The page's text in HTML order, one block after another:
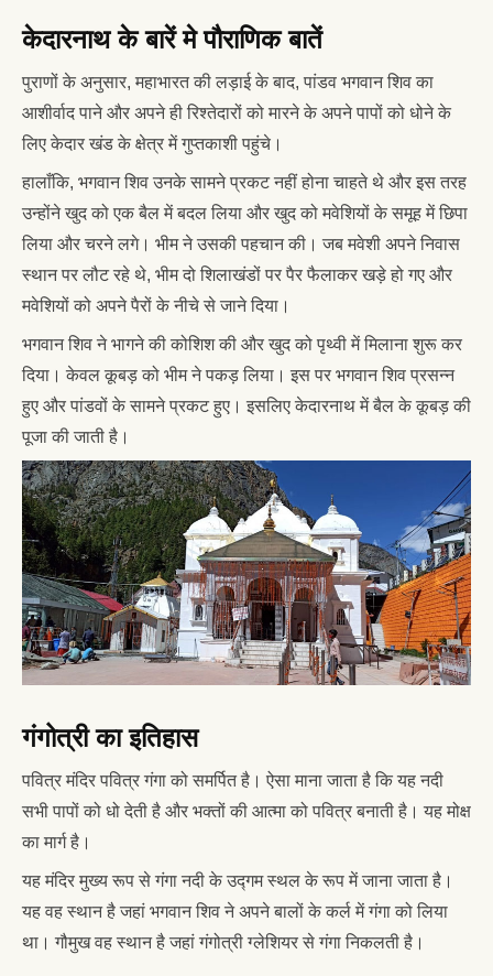
केदारनाथ के बारें मे पौराणिक बातें
पुराणों के अनुसार, महाभारत की लड़ाई के बाद, पांडव भगवान शिव का
आशीर्वाद पाने और अपने ही रिश्तेदारों को मारने के अपने पापों को धोने के
लिए केदार खंड के क्षेत्र में गुप्तकाशी पहुंचे।
हालाँकि, भगवान शिव उनके सामने प्रकट नहीं होना चाहते थे और इस तरह
उन्होंने खुद को एक बैल में बदल लिया और खुद को मवेशियों के समूह में छिपा
लिया और चरने लगे। भीम ने उसकी पहचान की। जब मवेशी अपने निवास
स्थान पर लौट रहे थे, भीम दो शिलाखंडों पर पैर फैलाकर खड़े हो गए और
मवेशियों को अपने पैरों के नीचे से जाने दिया।
भगवान शिव ने भागने की कोशिश की और खुद को पृथ्वी में मिलाना शुरू कर
दिया। केवल कूबड़ को भीम ने पकड़ लिया। इस पर भगवान शिव प्रसन्न
हुए और पांडवों के सामने प्रकट हुए। इसलिए केदारनाथ में बैल के कूबड़ की
पूजा की जाती है।
गंगोत्री का इतिहास
पवित्र मंदिर पवित्र गंगा को समर्पित है। ऐसा माना जाता है कि यह नदी
सभी पापों को धो देती है और भक्तों की आत्मा को पवित्र बनाती है। यह मोक्ष
का मार्ग है।
यह मंदिर मुख्य रूप से गंगा नदी के उद्गम स्थल के रूप में जाना जाता है।
यह वह स्थान है जहां भगवान शिव ने अपने बालों के कर्ल में गंगा को लिया
था। गौमुख वह स्थान है जहां गंगोत्री ग्लेशियर से गंगा निकलती है।